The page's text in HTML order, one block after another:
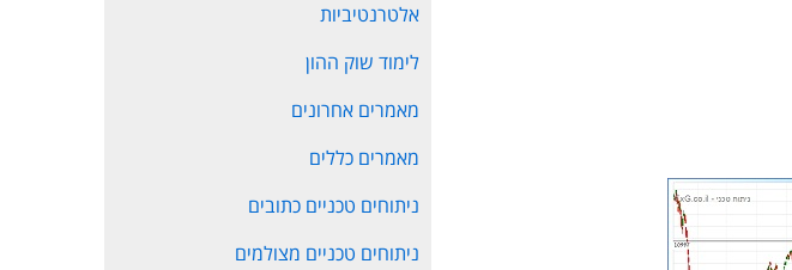
אלטרנטיביות
לימוד שוק ההון
מאמרים אחרונים
מאמרים כללים
ניתוחים טכניים כתובים
ניתוחים טכניים מצולמים